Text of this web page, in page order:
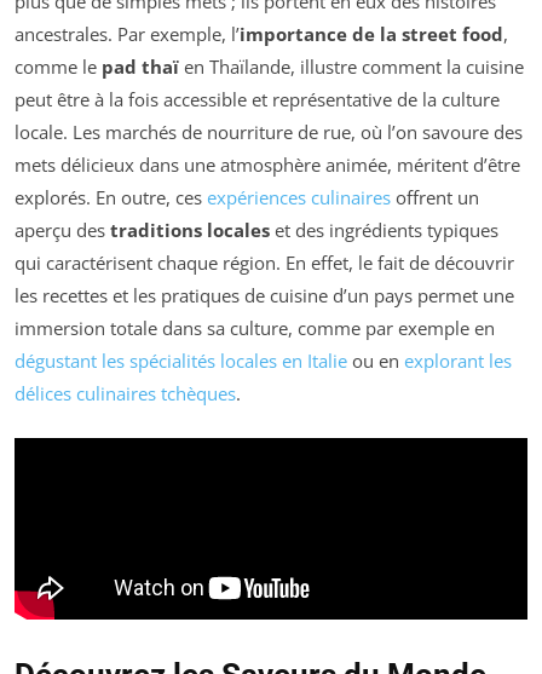
ancestrales. Par exemple, l’importance de la street food,
comme le pad thaï en Thaïlande, illustre comment la cuisine
peut être à la fois accessible et représentative de la culture
locale. Les marchés de nourriture de rue, où l’on savoure des
mets délicieux dans une atmosphère animée, méritent d’être
explorés. En outre, ces expériences culinaires offrent un
aperçu des traditions locales et des ingrédients typiques
qui caractérisent chaque région. En effet, le fait de découvrir
les recettes et les pratiques de cuisine d’un pays permet une
immersion totale dans sa culture, comme par exemple en
dégustant les spécialités locales en Italie ou en explorant les
délices culinaires tchèques.